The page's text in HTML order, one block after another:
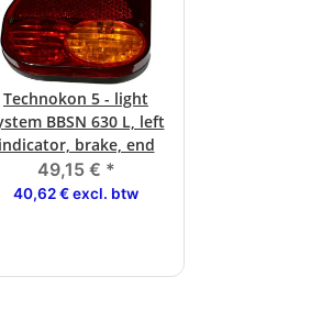
Technokon 5 - light
BBSN 630 L, left
indicator, brake, end
49,15 € *
40,62 € excl. btw